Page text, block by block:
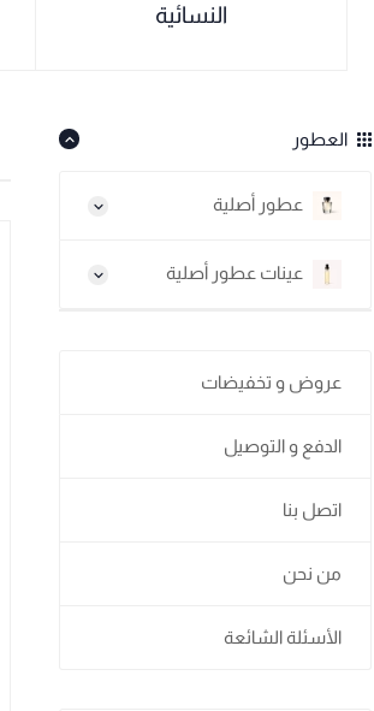
النسائية
العطور
عطور أصلية
عينات عطور أصلية
عروض و تخفيضات
الدفع و التوصيل
اتصل بنا
من نحن
الأسئلة الشائعة